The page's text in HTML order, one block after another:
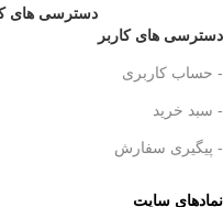
دسترسی های کاربر
دسترسی های
- حساب کاربری
- سبد خرید
- پیگیری سفارش
نمادهای سایت